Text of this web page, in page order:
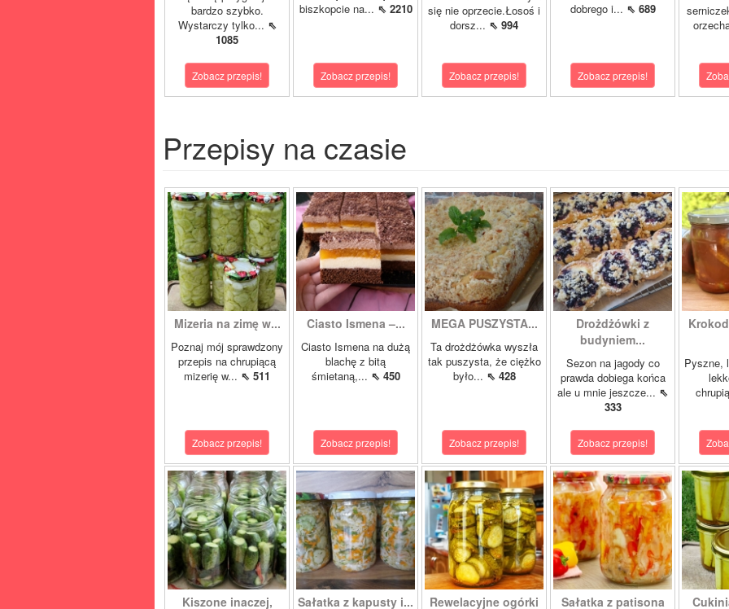
bardzo szybko.
Wystarczy tylko... ⇖
1085
Zobacz przepis!
biszkopcie na... ⇖ 2210
Zobacz przepis!
się nie oprzecie.Łosoś i
dorsz... ⇖ 994
Zobacz przepis!
dobrego i... ⇖ 689
Zobacz przepis!
Przepisy na czasie
Mizeria na zimę w...
Poznaj mój sprawdzony
przepis na chrupiącą
mizerię w... ⇖ 511
Zobacz przepis!
Ciasto Ismena –...
Ciasto Ismena na dużą
blachę z bitą
śmietaną,... ⇖ 450
Zobacz przepis!
MEGA PUSZYSTA...
Ta drożdżówka wyszła
tak puszysta, że ciężko
było... ⇖ 428
Zobacz przepis!
Drożdżówki z
budyniem...
Sezon na jagody co
prawda dobiega końca
ale u mnie jeszcze... ⇖
333
Zobacz przepis!
Pyszne,
Kiszone inaczej, Sałatka z kapusty i... Rewelacyjne ogórki Sałatka z patisona